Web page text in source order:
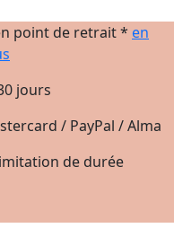
point de retrait * en
jours
/ PayPal / Alma
de durée